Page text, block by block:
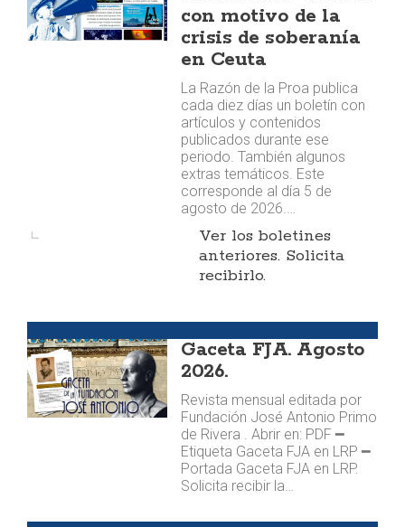
con motivo de la
crisis de soberanía
en Ceuta
La Razón de la Proa publica
cada diez días un boletín con
artículos y contenidos
publicados durante ese
periodo. También algunos
extras temáticos. Este
corresponde al día 5 de
agosto de 2026.…
Ver los boletines
anteriores. Solicita
recibirlo.
Gaceta FJA. Agosto
2026.
Revista mensual editada por
Fundación José Antonio Primo
de Rivera . Abrir en: PDF ━
Etiqueta Gaceta FJA en LRP ━
Portada Gaceta FJA en LRP.
Solicita recibir la…